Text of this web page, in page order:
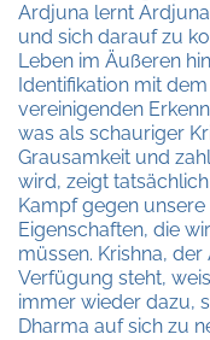
Ardjuna lernt
und sich darauf zu
Leben im Äußeren
Identifikation mit
vereinigenden
was als schauriger
Grausamkeit und
wird, zeigt
Kampf gegen
Eigenschaften, die
müssen. Krishna,
Verfügung steht,
immer wieder dazu,
Dharma auf sich zu